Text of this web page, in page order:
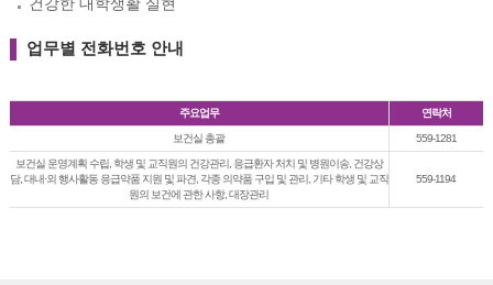
업무별 전화번호 안내
주요업무 연락처
보건실 총괄 559-1281
보건실 운영계획 수립, 학생 및 교직원의 건강관리, 응급환자 처치 및 병원이송, 건강상
담, 대내·외 행사활동 응급약품 지원 및 파견, 각종 의약품 구입 및 관리, 기타 학생 및 교직
원의 보건에 관한 사항, 대장관리
559-1194